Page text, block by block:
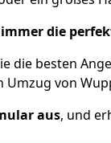
die
die besten
von
aus, und